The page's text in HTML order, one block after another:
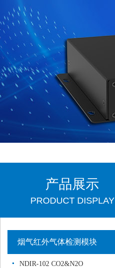
产品展示
PRODUCT DISPLAY
烟气红外气体检测模块
NDIR-102 CO2&N2O